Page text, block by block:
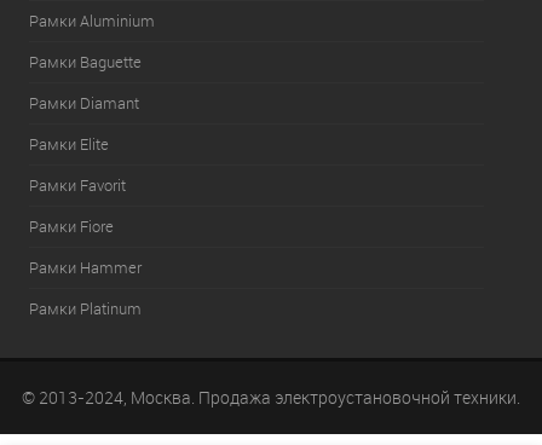
Рамки Aluminium
Рамки Baguette
Рамки Diamant
Рамки Elite
Рамки Favorit
Рамки Fiore
Рамки Hammer
Рамки Platinum
© 2013-2024, Москва. Продажа электроустановочной техники.